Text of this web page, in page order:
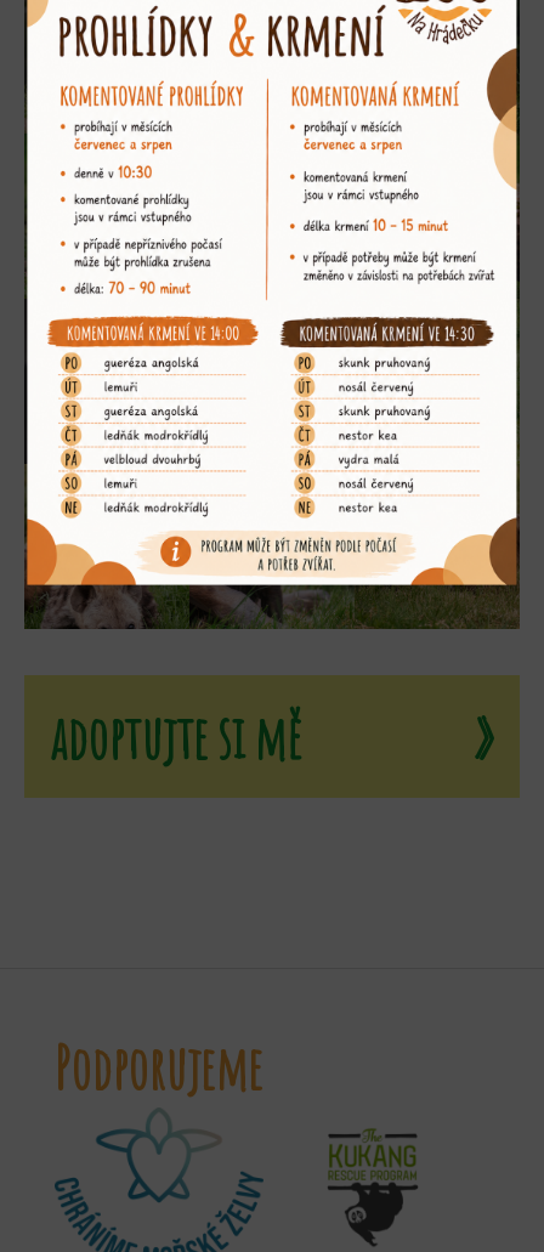
adoptujte si mě »
Podporujeme